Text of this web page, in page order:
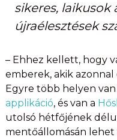
sikeres, laikusok
újraélesztések
– Ehhez kellett, hogy
emberek, akik
Egyre több helyen
applikáció, és van a
utolsó hétfőjének
mentőállomásán